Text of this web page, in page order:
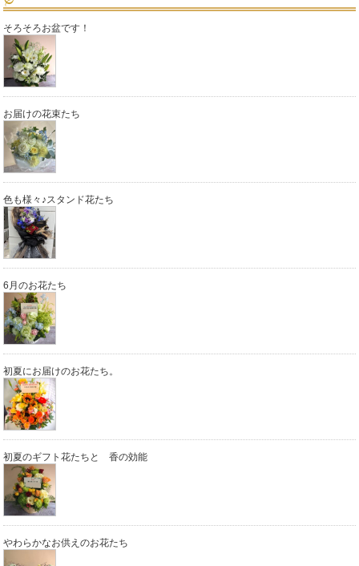
そろそろお盆です！
お届けの花束たち
色も様々♪スタンド花たち
6月のお花たち
初夏にお届けのお花たち。
初夏のギフト花たちと 香の効能
やわらかなお供えのお花たち